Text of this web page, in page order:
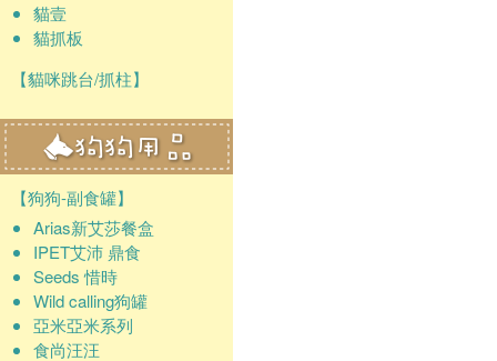
貓壹
貓抓板
【貓咪跳台/抓柱】
【狗狗-副食罐】
Arias新艾莎餐盒
IPET艾沛 鼎食
Seeds 惜時
Wild calling狗罐
亞米亞米系列
食尚汪汪